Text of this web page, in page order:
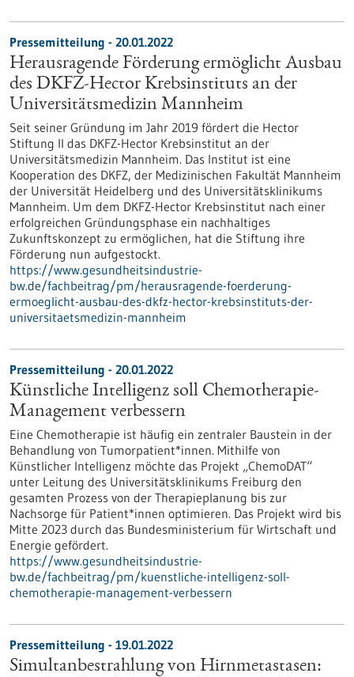
Pressemitteilung - 20.01.2022
Herausragende Förderung ermöglicht Ausbau
des DKFZ-Hector Krebsinstituts an der
Universitätsmedizin Mannheim
Seit seiner Gründung im Jahr 2019 fördert die Hector
Stiftung II das DKFZ-Hector Krebsinstitut an der
Universitätsmedizin Mannheim. Das Institut ist eine
Kooperation des DKFZ, der Medizinischen Fakultät Mannheim
der Universität Heidelberg und des Universitätsklinikums
Mannheim. Um dem DKFZ-Hector Krebsinstitut nach einer
erfolgreichen Gründungsphase ein nachhaltiges
Zukunftskonzept zu ermöglichen, hat die Stiftung ihre
Förderung nun aufgestockt.
https://www.gesundheitsindustrie-
bw.de/fachbeitrag/pm/herausragende-foerderung-
ermoeglicht-ausbau-des-dkfz-hector-krebsinstituts-der-
universitaetsmedizin-mannheim
Pressemitteilung - 20.01.2022
Künstliche Intelligenz soll Chemotherapie-
Management verbessern
Eine Chemotherapie ist häufig ein zentraler Baustein in der
Behandlung von Tumorpatient*innen. Mithilfe von
Künstlicher Intelligenz möchte das Projekt „ChemoDAT“
unter Leitung des Universitätsklinikums Freiburg den
gesamten Prozess von der Therapieplanung bis zur
Nachsorge für Patient*innen optimieren. Das Projekt wird bis
Mitte 2023 durch das Bundesministerium für Wirtschaft und
Energie gefördert.
https://www.gesundheitsindustrie-
bw.de/fachbeitrag/pm/kuenstliche-intelligenz-soll-
chemotherapie-management-verbessern
Pressemitteilung - 19.01.2022
Simultanbestrahlung von Hirnmetastasen: